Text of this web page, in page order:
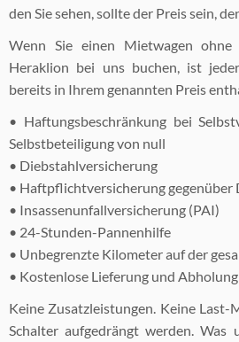
den Sie sehen, sollte der Preis sein,
Wenn Sie einen Mietwagen
Heraklion bei uns buchen, ist
bereits in Ihrem genannten Preis
• Haftungsbeschränkung bei
Selbstbeteiligung von null
• Diebstahlversicherung
• Haftpflichtversicherung gegenüber
• Insassenunfallversicherung (PAI)
• 24-Stunden-Pannenhilfe
• Unbegrenzte Kilometer auf der
• Kostenlose Lieferung und
Keine Zusatzleistungen. Keine Last-
Schalter aufgedrängt werden. Was